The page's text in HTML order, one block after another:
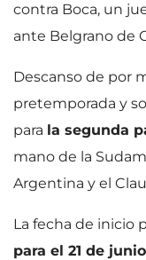
contra Boca, un
ante Belgrano de
Descanso de por
pretemporada y
para la segunda
mano de la
Argentina y el
La fecha de inicio
para el 21 de